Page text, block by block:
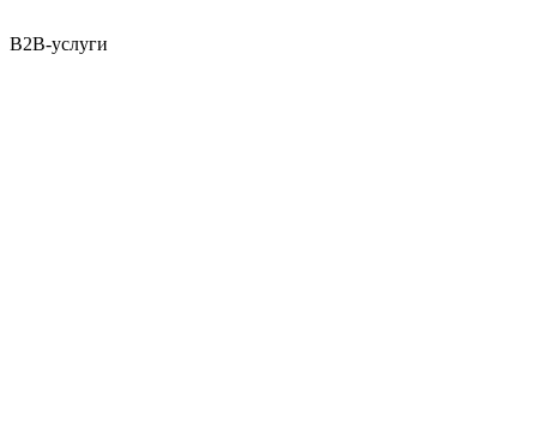
B2B-услуги